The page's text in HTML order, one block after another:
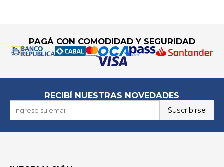
PAGÁ CON COMODIDAD Y SEGURIDAD
RECIBÍ NUESTRAS NOVEDADES
Suscribirse